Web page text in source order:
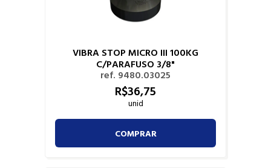
VIBRA STOP MICRO III 100KG
C/PARAFUSO 3/8"
ref. 9480.03025
R$36,75
unid
COMPRAR